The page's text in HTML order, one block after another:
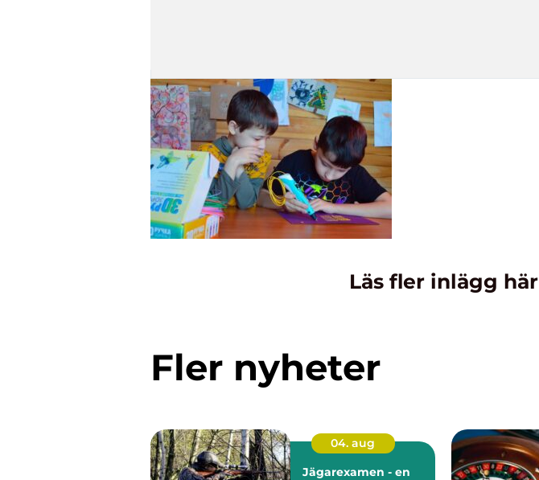
Läs fler inlägg här
Fler nyheter
04. aug
Jägarexamen - en